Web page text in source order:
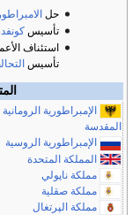
حل
تأسيس
استئناف
تأسيس
الإمبراطورية الرومانية
المقدسة
الإمبراطورية الروسية
المملكة المتحدة
مملكة ناپولي
مملكة صقلية
مملكة الپرتغال